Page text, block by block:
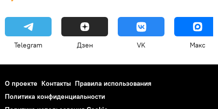
Telegram Дзен VK Макс
О проекте Контакты Правила использования
Политика конфиденциальности